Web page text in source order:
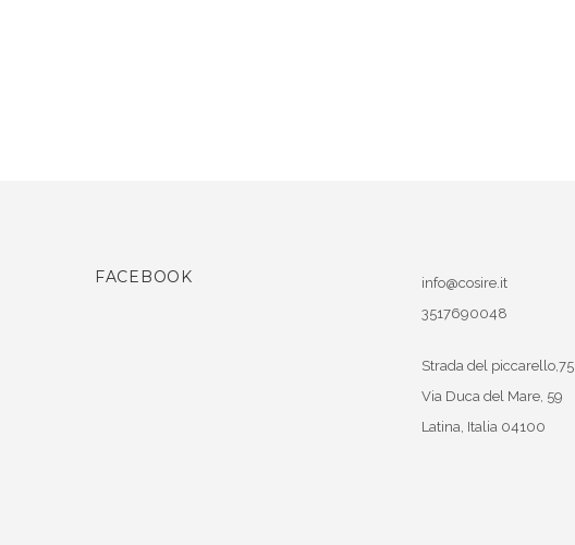
FACEBOOK
info@cosire.it
3517690048
Strada del piccarello,75
Via Duca del Mare, 59
Latina, Italia 04100